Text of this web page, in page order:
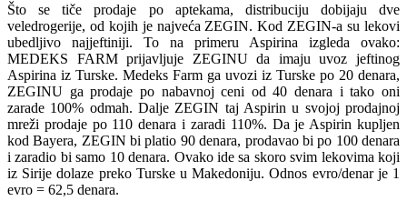
Što se tiče prodaje po aptekama, distribuciju dobijaju dve
veledrogerije, od kojih je najveća ZEGIN. Kod ZEGIN-a su lekovi
ubedljivo najjeftiniji. To na primeru Aspirina izgleda ovako:
MEDEKS FARM prijavljuje ZEGINU da imaju uvoz jeftinog
Aspirina iz Turske. Medeks Farm ga uvozi iz Turske po 20 denara,
ZEGINU ga prodaje po nabavnoj ceni od 40 denara i tako oni
zarade 100% odmah. Dalje ZEGIN taj Aspirin u svojoj prodajnoj
mreži prodaje po 110 denara i zaradi 110%. Da je Aspirin kupljen
kod Bayera, ZEGIN bi platio 90 denara, prodavao bi po 100 denara
i zaradio bi samo 10 denara. Ovako ide sa skoro svim lekovima koji
iz Sirije dolaze preko Turske u Makedoniju. Odnos evro/denar je 1
evro = 62,5 denara.